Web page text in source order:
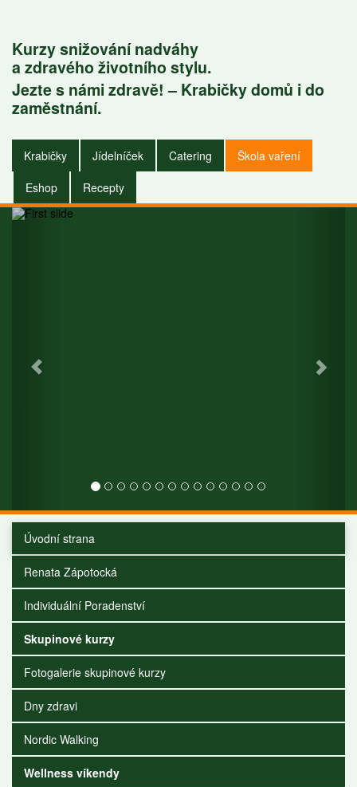
Kurzy snižování nadváhy
a zdravého životního stylu.
Jezte s námi zdravě! – Krabičky domů i do
zaměstnání.
Krabičky Jídelníček Catering
Škola vaření
Eshop
Recepty
Krabičky do
zaměstnání i do
domu.
Úvodní strana
Renata Zápotocká
Individuální Poradenství
Skupinové kurzy
Fotogalerie skupinové kurzy
Dny zdravi
Nordic Walking
Wellness víkendy